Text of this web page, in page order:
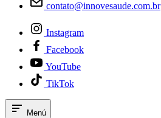
contato@innovesaude.com.br
Instagram
Facebook
YouTube
TikTok
Menú